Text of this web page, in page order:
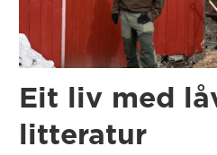
Eit liv med
litteratur